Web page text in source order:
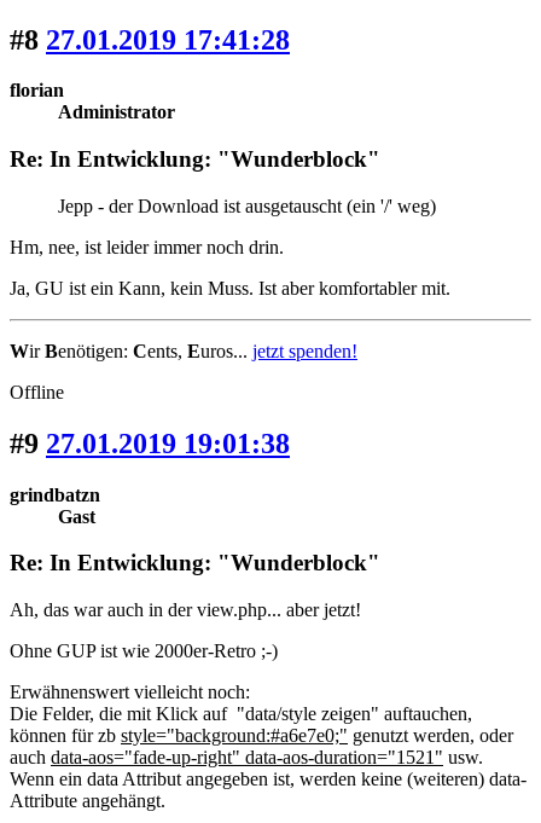
#8 27.01.2019 17:41:28
florian
Administrator
Re: In Entwicklung: "Wunderblock"
Jepp - der Download ist ausgetauscht (ein '/' weg)
Hm, nee, ist leider immer noch drin.
Ja, GU ist ein Kann, kein Muss. Ist aber komfortabler mit.
WirBenötigen: Cents, Euros... jetzt spenden!
Offline
#9 27.01.2019 19:01:38
grindbatzn
Gast
Re: In Entwicklung: "Wunderblock"
Ah, das war auch in der view.php... aber jetzt!
Ohne GUP ist wie 2000er-Retro ;-)
Erwähnenswert vielleicht noch:
Die Felder, die mit Klick auf "data/style zeigen" auftauchen,
können für zb style="background:#a6e7e0;" genutzt werden, oder
auch data-aos="fade-up-right" data-aos-duration="1521" usw.
Wenn ein data Attribut angegeben ist, werden keine (weiteren) data-
Attribute angehängt.